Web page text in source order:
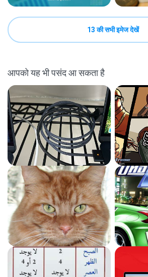
13 की सभी इमेज देखें
आपको यह भी पसंद आ सकता है